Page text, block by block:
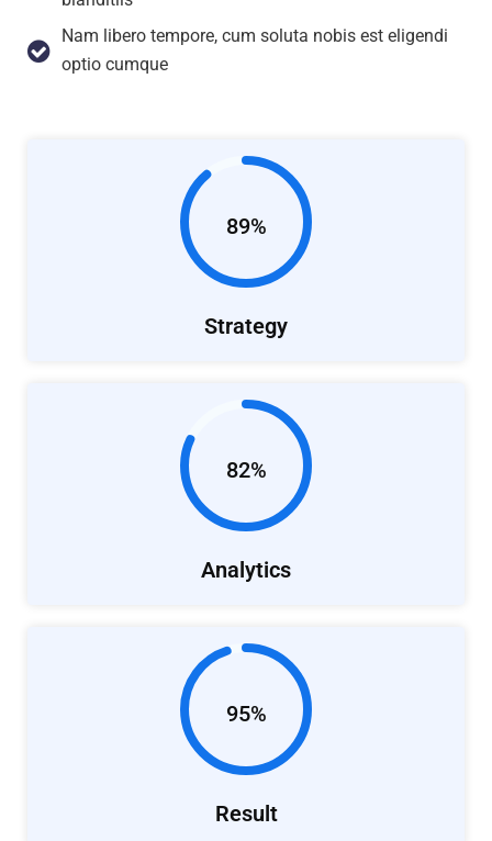
Nam libero tempore, cum soluta nobis est eligendi
optio cumque
89%
Strategy
82%
Analytics
95%
Result